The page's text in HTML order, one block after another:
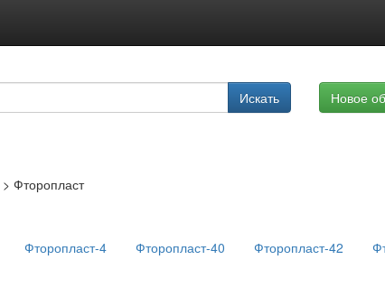
Искать Новое
> Фторопласт
Фторопласт-4 Фторопласт-40 Фторопласт-42